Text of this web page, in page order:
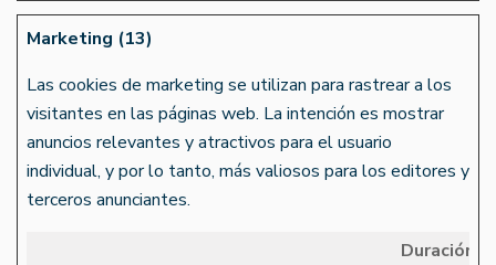
Marketing (13)
Las cookies de marketing se utilizan para rastrear a los
visitantes en las páginas web. La intención es mostrar
anuncios relevantes y atractivos para el usuario
individual, y por lo tanto, más valiosos para los editores y
terceros anunciantes.
Duración